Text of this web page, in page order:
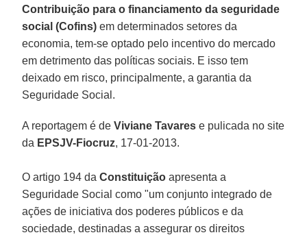
Contribuição para o financiamento da seguridade
social (Cofins)em determinados setores da
economia, tem-se optado pelo incentivo do mercado
em detrimento das políticas sociais. E isso tem
deixado em risco, principalmente, a garantia da
Seguridade Social.
A reportagem é deViviane Tavares e pulicada no site
da EPSJV-Fiocruz, 17-01-2013.
O artigo 194 daConstituição apresenta a
Seguridade Social como "um conjunto integrado de
ações de iniciativa dos poderes públicos e da
sociedade, destinadas a assegurar os direitos